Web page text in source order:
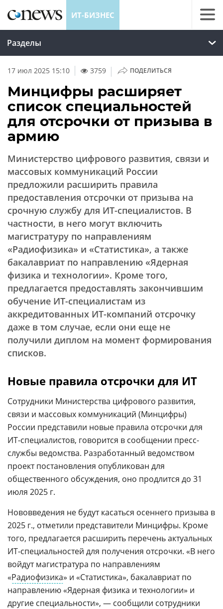
ИТ-БИЗНЕС
Разделы
17 июл 2025 15:10 3759 | ПОДЕЛИТЬСЯ
Минцифры расширяет
список специальностей
для отсрочки от призыва в
армию
Министерство цифрового развития, связи и
массовых коммуникаций России
предложили расширить правила
предоставления отсрочки от призыва на
срочную службу для ИТ-специалистов. В
частности, в него могут включить
магистратуру по направлениям
«Радиофизика» и «Статистика», а также
бакалавриат по направлению «Ядерная
физика и технологии». Кроме того,
предлагается предоставлять закончившим
обучение ИТ-специалистам из
аккредитованных ИТ-компаний отсрочку
даже в том случае, если они еще не
получили диплом на момент формирования
списков.
Новые правила отсрочки для ИТ
Сотрудники Министерства цифрового развития,
связи и массовых коммуникаций (Минцифры)
России представили новые правила отсрочки для
ИТ-специалистов, говорится в сообщении пресс-
службы ведомства. Разработанный ведомством
проект постановления опубликован для
общественного обсуждения, оно продлится до 31
июля 2025 г.
Нововведения не будут касаться осеннего призыва в
2025 г., отметили представители Минцифры. Кроме
того, предлагается расширить перечень актуальных
ИТ-специальностей для получения отсрочки. «В него
войдут магистратура по направлениям
«Радиофизика» и «Статистика», бакалавриат по
направлению «Ядерная физика и технологии» и
другие специальности», — сообщили сотрудники